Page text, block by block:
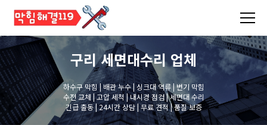
구리 세면대수리업체
하수구 막힘 | 배관 누수 | 싱크대 역류 | 변기 막힘
수전 교체 | 고압 세척 | 내시경 점검 | 세면대 수리
긴급 출동 | 24시간 상담 | 무료 견적 | 품질 보증